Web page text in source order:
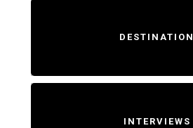
DESTINATION
INTERVIEWS